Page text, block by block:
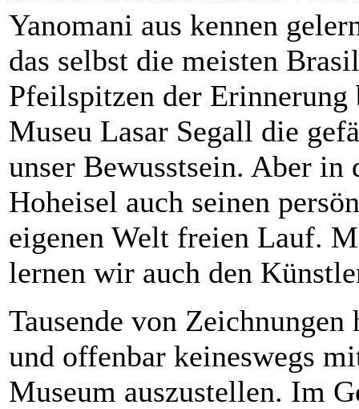
Yanomani aus kennen
das selbst die meisten
Pfeilspitzen der
Museu Lasar Segall die
unser Bewusstsein. Aber
Hoheisel auch seinen
eigenen Welt freien Lauf.
lernen wir auch den
Tausende von
und offenbar keineswegs
Museum auszustellen. Im